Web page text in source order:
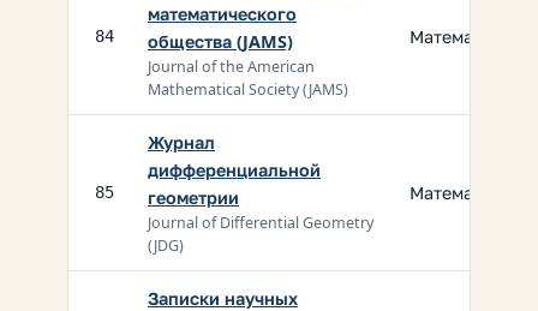
84
математического
общества (JAMS)
Journal of the American
Mathematical Society (JAMS)
Математика
85
Журнал
дифференциальной
геометрии
Journal of Differential Geometry
(JDG)
Математика
Записки научных